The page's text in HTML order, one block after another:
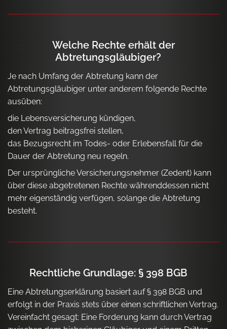
Welche Rechte erhält der
Abtretungsgläubiger?
Je nach Umfang der Abtretung kann der
Abtretungsgläubiger unter anderem folgende Rechte
ausüben:
die Lebensversicherung kündigen,
den Vertrag beitragsfrei stellen,
das Bezugsrecht im Todes- oder Erlebensfall für die
Dauer der Abtretung neu regeln.
Der ursprüngliche Versicherungsnehmer (Zedent) kann
über diese abgetretenen Rechte währenddessen nicht
mehr eigenständig verfügen, solange die Abtretung
besteht.
Rechtliche Grundlage: § 398 BGB
Eine Abtretungserklärung basiert auf § 398 BGB und
erfolgt in der Praxis stets über einen schriftlichen Vertrag.
Vereinfacht gesagt: Eine Forderung kann durch Vertrag